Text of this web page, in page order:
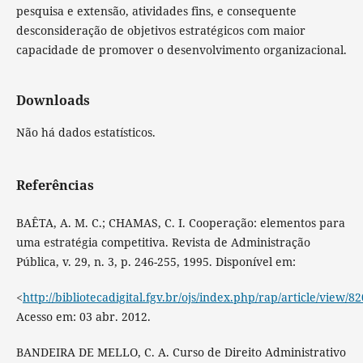
pesquisa e extensão, atividades fins, e consequente
desconsideração de objetivos estratégicos com maior
capacidade de promover o desenvolvimento organizacional.
Downloads
Não há dados estatísticos.
Referências
BAÊTA, A. M. C.; CHAMAS, C. I. Cooperação: elementos para
uma estratégia competitiva. Revista de Administração
Pública, v. 29, n. 3, p. 246-255, 1995. Disponível em:
<http://bibliotecadigital.fgv.br/ojs/index.php/rap/article/view/
Acesso em: 03 abr. 2012.
BANDEIRA DE MELLO, C. A. Curso de Direito Administrativo